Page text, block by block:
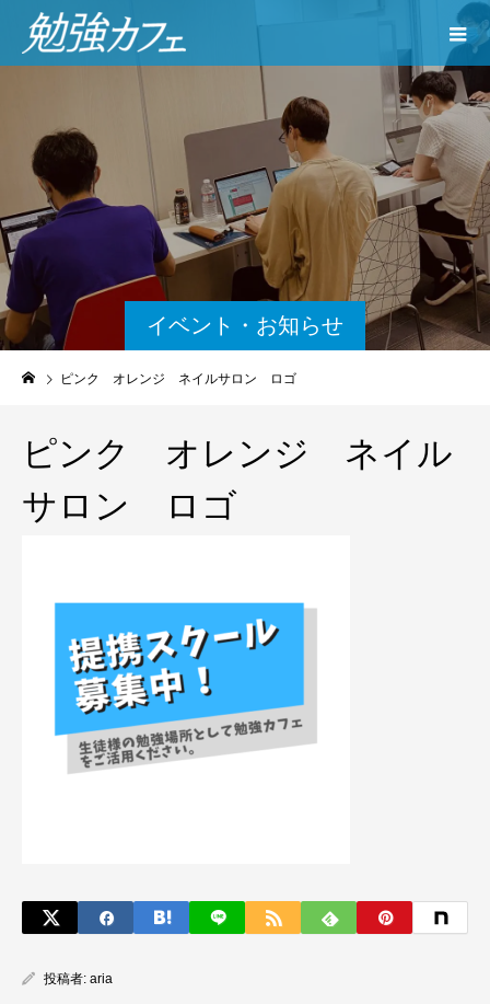
イベント・お知らせ
ピンク オレンジ ネイルサロン ロゴ
ピンク オレンジ ネイル
サロン ロゴ
投稿者: aria